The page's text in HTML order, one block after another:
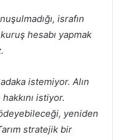
israfın
hesabı yapmak
istemiyor. Alın
istiyor.
yeniden
stratejik bir